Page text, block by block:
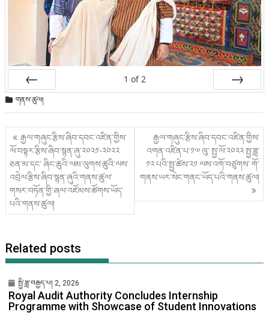
Prev
1 of 2
གནས་ཚུལ།
Post
གི་
འགྲུལ་
ལམ།
རྒྱལ་གཞུང་རྩིས་ཞིབ་དབང་འཛིན་གྱིས་
ལོ་བསྟར་རྩིས་ཞིབ་སྙན་ཞུ་༢༠༢༡-༢༠༢༢
ཅན་མ་དང་ ཞིང་ཆུའི་ལམ་ལུགས་ཚུའི་ལས་
འབྲེལ་རྩིས་ཞིབ་སྙན་ཞུའི་གནས་ཚུལ་
གསར་བཏོན་གྱི་ཞལ་འཛོམས་ཚོགས་ཡོད་
པའི་གནས་ཚུལ།
རྒྱལ་གཞུང་རྩིས་ཞིབ་དབང་འཛིན་གྱིས་
འགན་འཛིན་པ་༡༧ ལུ་ སྤྱ་ལོ་༢༠༢༢ སྤྱ་ཟླ་
༡༢ པའི་སྤྱ་ཚེས་༢༡ ལས་འགོ་བཙུགས་ གོ་
གནས་ཡར་སེང་གནང་ཡོད་པའི་གནས་ཚུལ།
Related posts
སྤྱི་ཟླ་བརྒྱད་པ། 2, 2026
Royal Audit Authority Concludes Internship
Programme with Showcase of Student Innovations